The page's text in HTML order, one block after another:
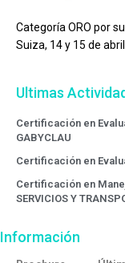
Categoría ORO por
Suiza, 14 y 15 de
Ultimas
Certificación en
GABYCLAU
Certificación en
Certificación en
SERVICIOS Y
Información